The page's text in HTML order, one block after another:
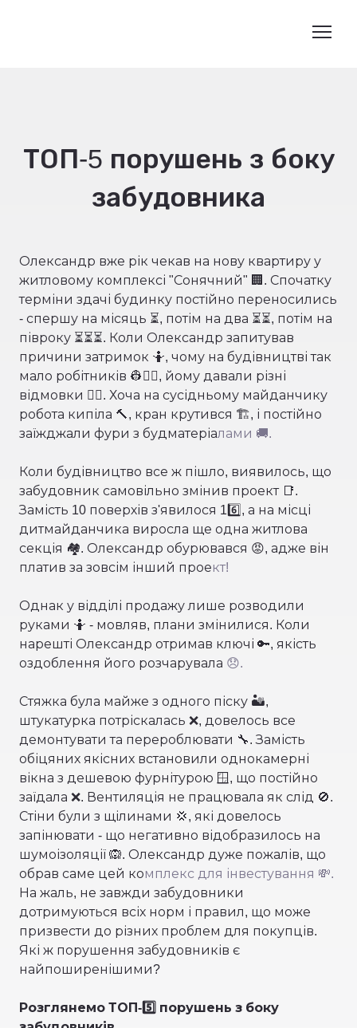
ТОП-5 порушень з боку
забудовника
Олександр вже рік чекав на нову квартиру у
житловому комплексі "Сонячний" 🏢. Спочатку
терміни здачі будинку постійно переносились
- спершу на місяць ⏳, потім на два ⏳⏳, потім на
півроку ⏳⏳⏳. Коли Олександр запитував
причини затримок 🤷, чому на будівництві так
мало робітників 👷👷‍♀️, йому давали різні
відмовки 🙅‍♂️. Хоча на сусідньому майданчику
робота кипіла 🔨, кран крутився 🏗, і постійно
заїжджали фури з будматеріалами 🚚.
Коли будівництво все ж пішло, виявилось, що
забудовник самовільно змінив проект 📑.
Замість 10 поверхів з'явилося 16️⃣, а на місці
дитмайданчика виросла ще одна житлова
секція 🏘️. Олександр обурювався 😡, адже він
платив за зовсім інший проект!
Однак у відділі продажу лише розводили
руками 🤷 - мовляв, плани змінилися. Коли
нарешті Олександр отримав ключі 🔑, якість
оздоблення його розчарувала 😞.
Стяжка була майже з одного піску 🏜️,
штукатурка потріскалась ❌, довелось все
демонтувати та перероблювати 🔧. Замість
обіцяних якісних встановили однокамерні
вікна з дешевою фурнітурою 🪟, що постійно
заїдала ❌. Вентиляція не працювала як слід 🚫.
Стіни були з щілинами 💢, які довелось
запінювати - що негативно відобразилось на
шумоізоляції 🙉. Олександр дуже пожалів, що
обрав саме цей комплекс для інвестування 💸.
На жаль, не завжди забудовники
дотримуються всіх норм і правил, що може
призвести до різних проблем для покупців.
Які ж порушення забудовників є
найпоширенішими?
Розглянемо ТОП-5️⃣ порушень з боку